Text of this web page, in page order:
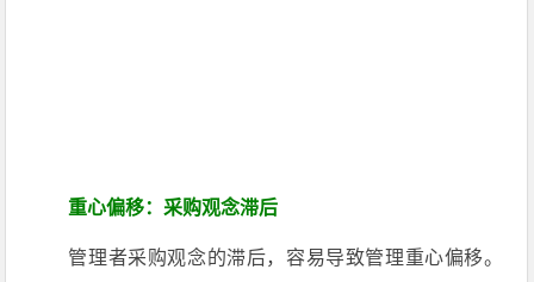
重心偏移：采购观念滞后
管理者采购观念的滞后，容易导致管理重心偏移。